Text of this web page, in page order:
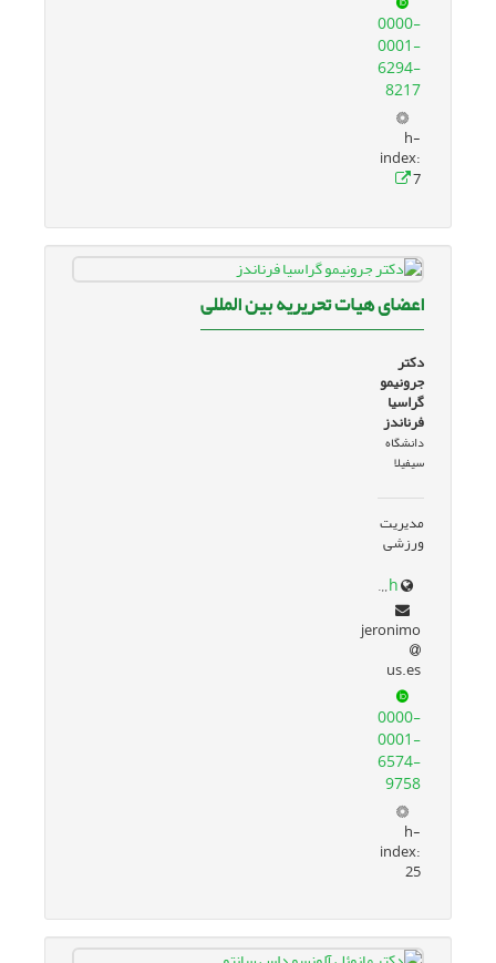
0000-
0001-
6294-
8217
h-
index:
7
اعضای هیات تحریریه بین المللی
دکتر
جرونیمو
گراسیا
فرناندز
دانشگاه
سیفیلا
مدیریت
ورزشی
scholar.google.com/citations?user=1C6DK18AAAAJ&hl=th
jeronimo
us.es
0000-
0001-
6574-
9758
h-
index:
25